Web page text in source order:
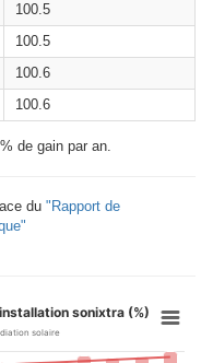
100.5
100.5
100.6
100.6
de gain par an.
du "Rapport de
sonixtra (%)
solaire